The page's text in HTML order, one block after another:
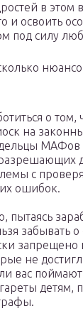
в этом
и освоить
под силу
о том,
на
МАФов
с
ошибок.
пытаясь
забывать
запрещено
не
вас
детям,